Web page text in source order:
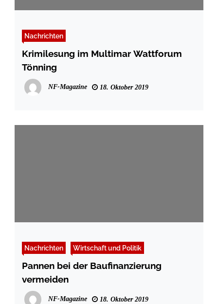
Nachrichten
Krimilesung im Multimar Wattforum
Tönning
NF-Magazine 18. Oktober 2019
Nachrichten Wirtschaft und Politik
Pannen bei der Baufinanzierung
vermeiden
NF-Magazine 18. Oktober 2019